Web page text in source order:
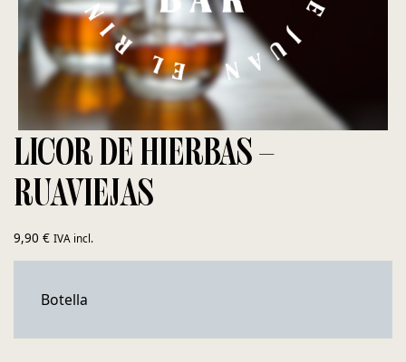
LICOR DE HIERBAS –
RUAVIEJAS
9,90 € IVA incl.
Botella